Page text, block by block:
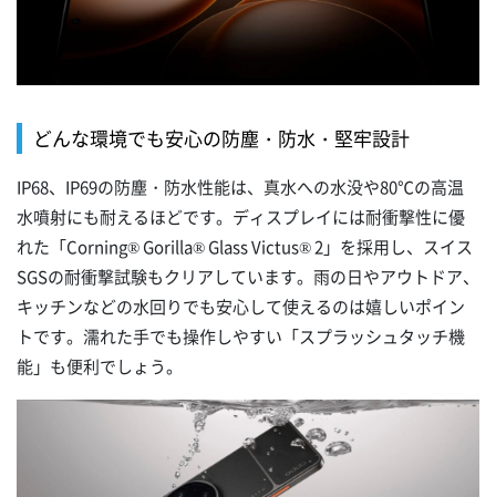
どんな環境でも安心の防塵・防水・堅牢設計
IP68、IP69の防塵・防水性能は、真水への水没や80℃の高温
水噴射にも耐えるほどです。ディスプレイには耐衝撃性に優
れた「Corning® Gorilla® Glass Victus® 2」を採用し、スイス
SGSの耐衝撃試験もクリアしています。雨の日やアウトドア、
キッチンなどの水回りでも安心して使えるのは嬉しいポイン
トです。濡れた手でも操作しやすい「スプラッシュタッチ機
能」も便利でしょう。